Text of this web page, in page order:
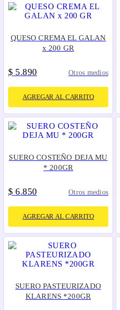
QUESO CREMA EL GALAN
x 200 GR
$ 5.890 Otros medios
AGREGAR AL CARRITO
SUERO COSTEÑO DEJA MU
* 200GR
$ 6.850 Otros medios
AGREGAR AL CARRITO
SUERO PASTEURIZADO
KLARENS *200GR